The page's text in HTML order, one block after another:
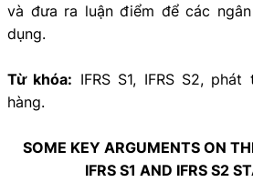
và đưa ra luận điểm để các
dụng.
Từ khóa: IFRS S1, IFRS S2,
hàng.
SOME KEY ARGUMENTS ON
IFRS S1 AND IFRS S2